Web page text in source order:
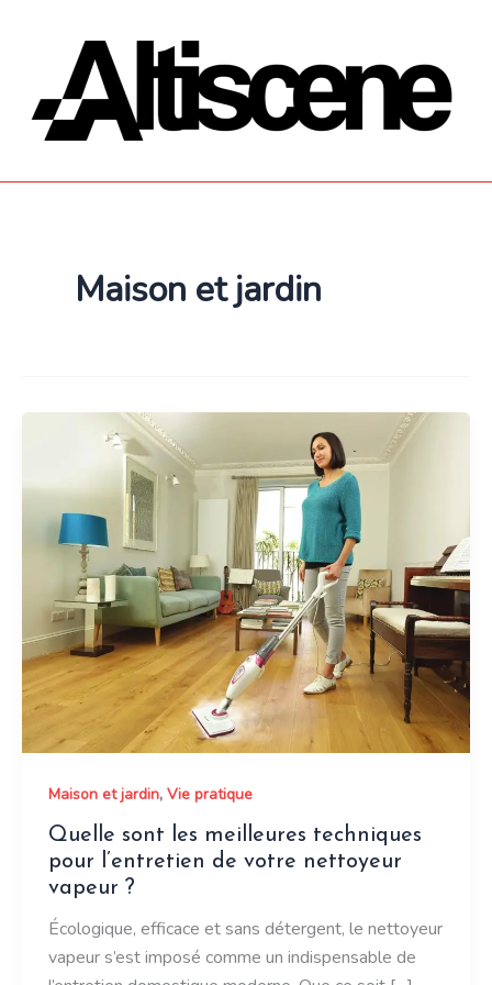
Maison et jardin
Maison et jardin, Vie pratique
Quelle sont les meilleures techniques
pour l’entretien de votre nettoyeur
vapeur ?
Écologique, efficace et sans détergent, le nettoyeur
vapeur s’est imposé comme un indispensable de